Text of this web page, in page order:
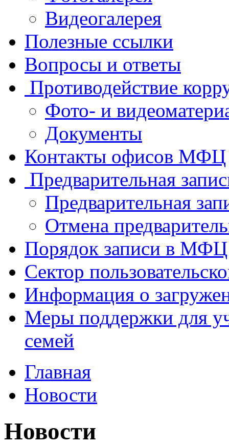
Видеогалерея
Полезные ссылки
Вопросы и ответы
Противодействие
Фото- и
Документы
Контакты офисов МФЦ
Предварительная
Предварительная
Отмена
Порядок записи в МФЦ
Сектор
Информация о
Меры поддержки для
семей
Главная
Новости
Новости